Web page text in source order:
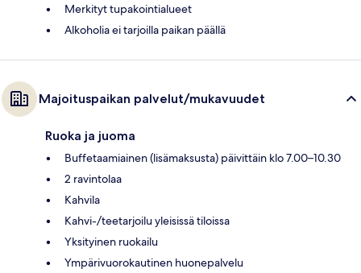
Merkityt tupakointialueet
Alkoholia ei tarjoilla paikan päällä
Majoituspaikan palvelut/mukavuudet
Ruoka ja juoma
Buffetaamiainen (lisämaksusta) päivittäin klo 7.00–10.30
2 ravintolaa
Kahvila
Kahvi-/teetarjoilu yleisissä tiloissa
Yksityinen ruokailu
Ympärivuorokautinen huonepalvelu